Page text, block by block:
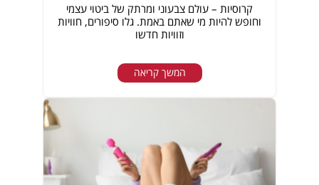
קרוסיות – עולם צבעוני ומרתק של ביטוי עצמי
וחופש להיות מי שאתם באמת. גלו סיפורים, חוויות
וזוויות חדשו
המשך קריאה